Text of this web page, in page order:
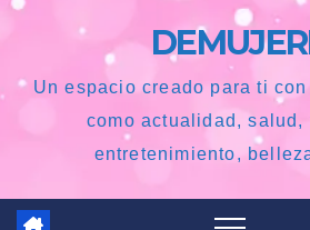
Un espacio creado para ti
como actualidad, salud,
entretenimiento,